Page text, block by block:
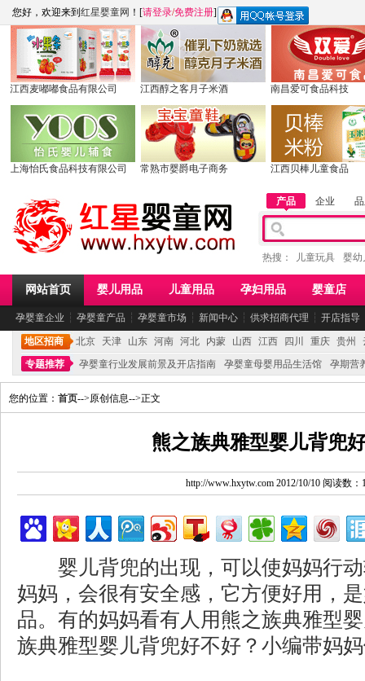
您好，欢迎来到 红星婴童网 ！[请登录/免费注册]
江西麦嘟嘟食品有限公司 江西醇之客月子米酒 南昌爱可食品科技
上海怡氏食品科技有限公司 常熟市婴爵电子商务 江西贝棒儿童食品
产品 企业
热搜： 儿童玩具 婴幼
网站首页 婴儿用品 儿童用品 孕妇用品 婴童店
孕婴童企业 ┆ 孕婴童产品 ┆ 孕婴童市场 ┆ 新闻中心 ┆ 供求招商代理 ┆ 开店指导
地区招商 北京 天津 山东 河南 河北 内蒙 山西 江西 四川 重庆 贵州
专题推荐
孕婴童行业发展前景及开店指南 孕婴童母婴用品生活馆 孕期营
您的位置： 首页-->原创信息-->正文
熊之族典雅型婴儿背兜
http://www.hxytw.com 2012/10/10 阅读数：
婴儿背兜的出现，可以使妈妈行动
妈妈，会很有安全感，它方便好用，
品。有的妈妈看有人用熊之族典雅型
族典雅型婴儿背兜好不好？小编带妈